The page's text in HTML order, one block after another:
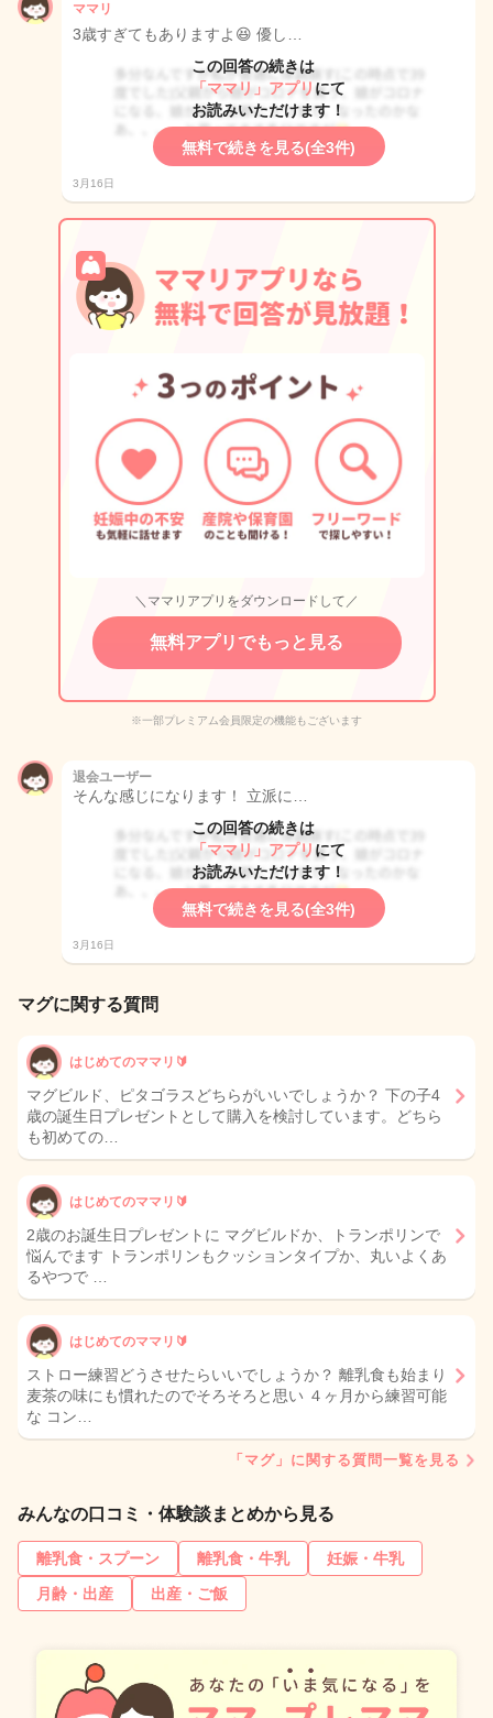
ママリ
3歳すぎてもありますよ😆 優し…
この回答の続きは
「ママリ」アプリ にて
お読みいただけます！
無料で続きを見る(全3件)
3月16日
＼ママリアプリをダウンロードして／
無料アプリでもっと見る
※一部プレミアム会員限定の機能もございます
退会ユーザー
そんな感じになります！ 立派に…
この回答の続きは
「ママリ」アプリ にて
お読みいただけます！
無料で続きを見る(全3件)
3月16日
マグに関する質問
はじめてのママリ🔰
マグビルド、ピタゴラスどちらがいいでしょうか？ 下の子4
歳の誕生日プレゼントとして購入を検討しています。どちら
も初めての…
はじめてのママリ🔰
2歳のお誕生日プレゼントに マグビルドか、トランポリンで
悩んでます トランポリンもクッションタイプか、丸いよくあ
るやつで …
はじめてのママリ🔰
ストロー練習どうさせたらいいでしょうか？ 離乳食も始まり
麦茶の味にも慣れたのでそろそろと思い ４ヶ月から練習可能
な コン…
「マグ」に関する質問一覧を見る
みんなの口コミ・体験談まとめから見る
離乳食・スプーン 離乳食・牛乳
妊娠・牛乳
月齢・出産
出産・ご飯